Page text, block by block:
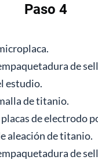
Paso 4
de
estudio.
de titanio.
de electrodo
aleación de titanio.
de